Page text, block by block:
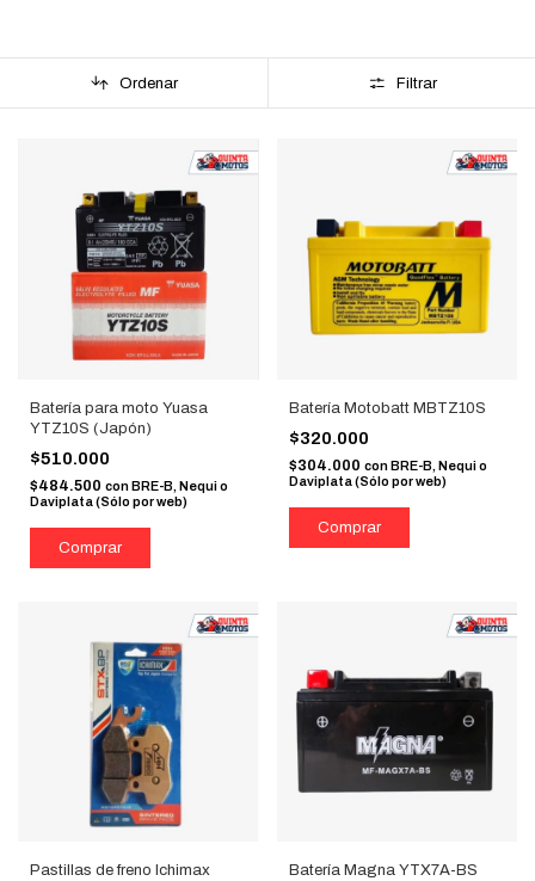
Ordenar Filtrar
Batería para moto Yuasa
YTZ10S (Japón)
$510.000
$484.500 conBRE-B, Nequi o
Daviplata (Sólo por web)
Batería Motobatt MBTZ10S
$320.000
$304.000 con BRE-B, Nequi o
Daviplata (Sólo por web)
Pastillas de freno Ichimax
Batería Magna YTX7A-BS